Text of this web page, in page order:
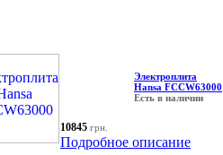
Электроплита
Hansa FCCW63000
Есть в наличии
10845 грн.
Подробное описание